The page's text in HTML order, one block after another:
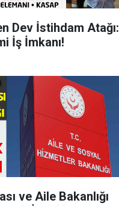
Dev İstihdam Atağı:
İş İmkanı!
ve Aile Bakanlığı